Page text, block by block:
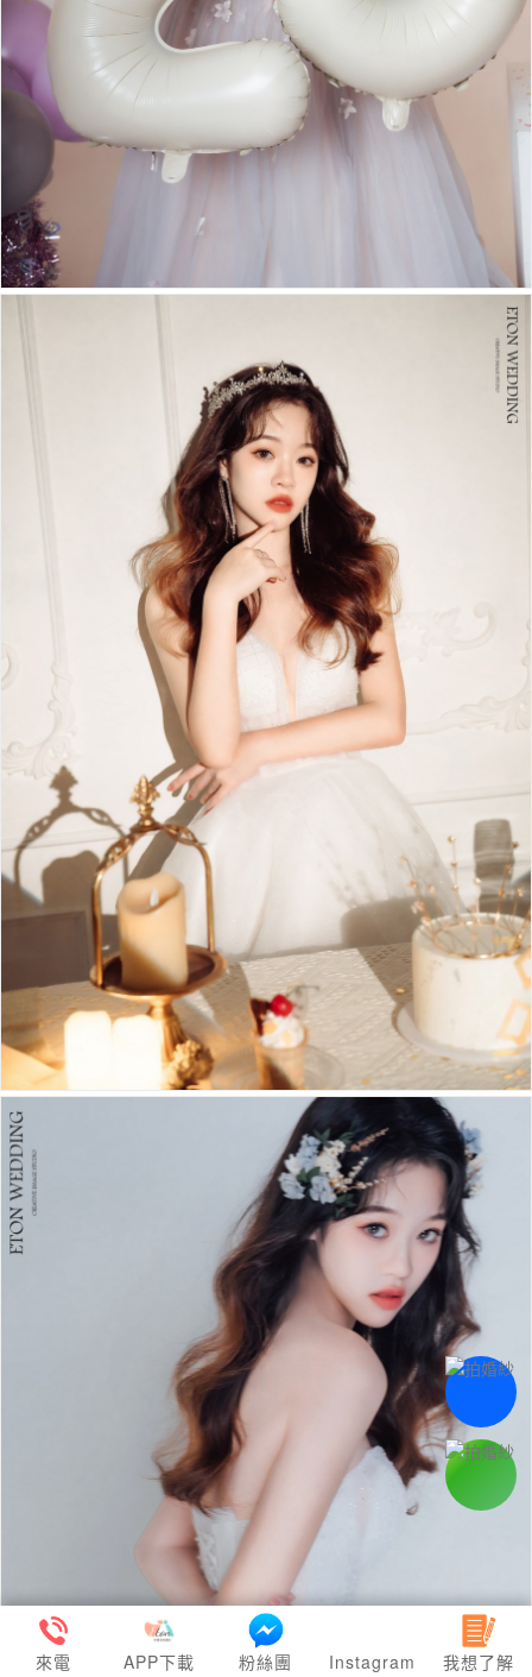
來電 APP下載 粉絲團 Instagram 我想了解